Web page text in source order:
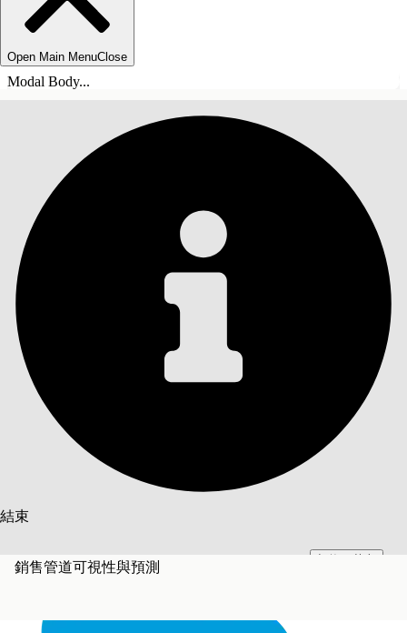
Open Main MenuClose
Modal Body...
結束
此文已使用 Salesforce 機器翻譯系統翻譯。更多詳細資料請參見
銷售管道可視性與預測
目錄